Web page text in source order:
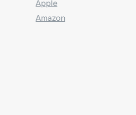
Apple
Amazon